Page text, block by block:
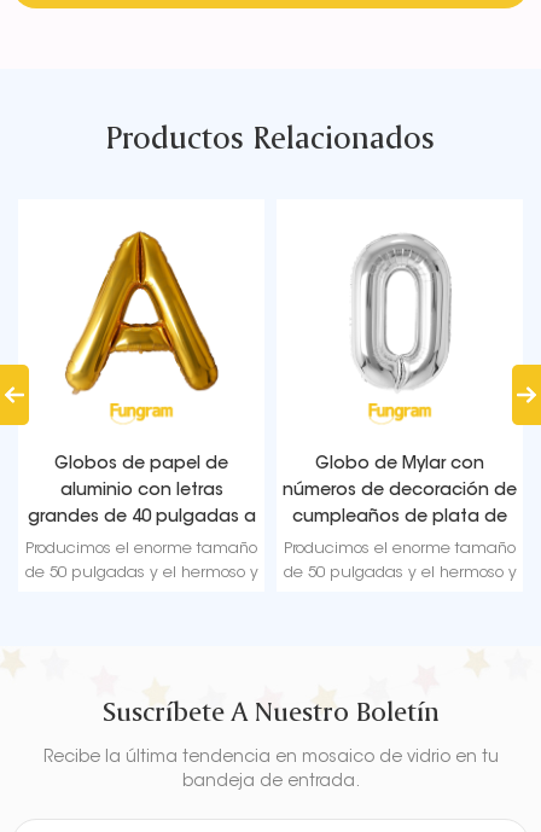
Productos Relacionados
Globo de Mylar con
números de decoración de
cumpleaños de plata de
40 pulgadas a granel
Producimos el enorme tamaño
de 50 pulgadas y el hermoso y
Halloween Standing Foil
Balloons | 8 Creative
Designs | Fungram Balloon
Factory Wholesale
Producimos el enorme tamaño
de 50 pulgadas y el hermoso y
Suscríbete A Nuestro Boletín
Recibe la última tendencia en mosaico de vidrio en tu
bandeja de entrada.